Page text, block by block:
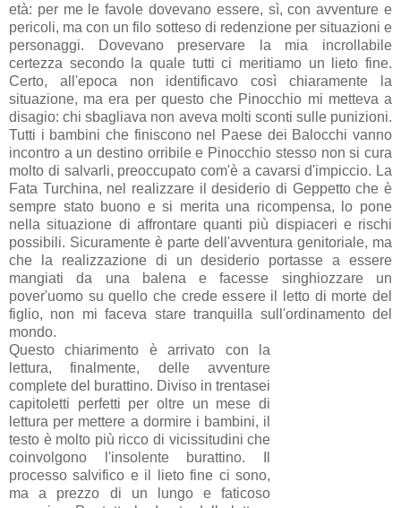
età: per me le favole dovevano essere, sì, con avventure e
pericoli, ma con un filo sotteso di redenzione per situazioni e
personaggi. Dovevano preservare la mia incrollabile
certezza secondo la quale tutti ci meritiamo un lieto fine.
Certo, all'epoca non identificavo così chiaramente la
situazione, ma era per questo che Pinocchio mi metteva a
disagio: chi sbagliava non aveva molti sconti sulle punizioni.
Tutti i bambini che finiscono nel Paese dei Balocchi vanno
incontro a un destino orribile e Pinocchio stesso non si cura
molto di salvarli, preoccupato com'è a cavarsi d'impiccio. La
Fata Turchina, nel realizzare il desiderio di Geppetto che è
sempre stato buono e si merita una ricompensa, lo pone
nella situazione di affrontare quanti più dispiaceri e rischi
possibili. Sicuramente è parte dell'avventura genitoriale, ma
che la realizzazione di un desiderio portasse a essere
mangiati da una balena e facesse singhiozzare un
pover'uomo su quello che crede essere il letto di morte del
figlio, non mi faceva stare tranquilla sull'ordinamento del
mondo.
Questo chiarimento è arrivato con la
lettura, finalmente, delle avventure
complete del burattino. Diviso in trentasei
capitoletti perfetti per oltre un mese di
lettura per mettere a dormire i bambini, il
testo è molto più ricco di vicissitudini che
coinvolgono l'insolente burattino. Il
processo salvifico e il lieto fine ci sono,
ma a prezzo di un lungo e faticoso